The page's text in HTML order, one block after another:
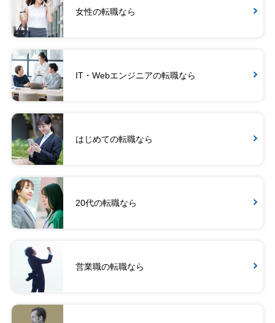
女性の転職なら
IT・Webエンジニアの転職なら
はじめての転職なら
20代の転職なら
営業職の転職なら